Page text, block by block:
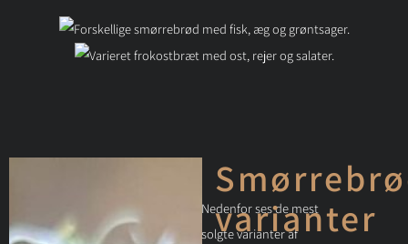
varianter
Nedenfor ses de mest
solgte varianter af